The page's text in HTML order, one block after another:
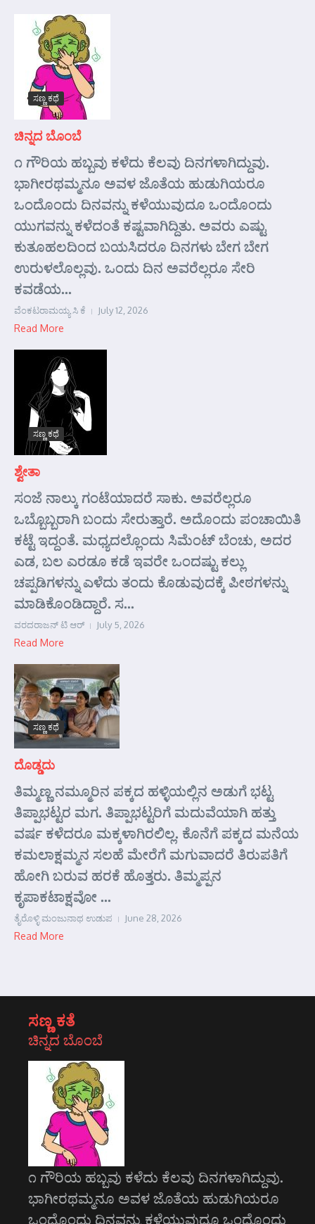
ಸಣ್ಣ ಕಥೆ
ಚಿನ್ನದ ಬೊಂಬೆ
೧ ಗೌರಿಯ ಹಬ್ಬವು ಕಳೆದು ಕೆಲವು ದಿನಗಳಾಗಿದ್ದುವು.
ಭಾಗೀರಥಮ್ಮನೂ ಅವಳ ಜೊತೆಯ ಹುಡುಗಿಯರೂ
ಒಂದೊಂದು ದಿನವನ್ನು ಕಳೆಯುವುದೂ ಒಂದೊಂದು
ಯುಗವನ್ನು ಕಳೆದಂತೆ ಕಷ್ಟವಾಗಿದ್ದಿತು. ಅವರು ಎಷ್ಟು
ಕುತೂಹಲದಿಂದ ಬಯಸಿದರೂ ದಿನಗಳು ಬೇಗ ಬೇಗ
ಉರುಳಲೊಲ್ಲವು. ಒಂದು ದಿನ ಅವರೆಲ್ಲರೂ ಸೇರಿ
ಕವಡೆಯ...
ವೆಂಕಟರಾಮಯ್ಯ ಸಿ ಕೆ July 12, 2026
Read More
ಸಣ್ಣ ಕಥೆ
ಶ್ವೇತಾ
ಸಂಜೆ ನಾಲ್ಕು ಗಂಟೆಯಾದರೆ ಸಾಕು. ಅವರೆಲ್ಲರೂ
ಒಬ್ಬೊಬ್ಬರಾಗಿ ಬಂದು ಸೇರುತ್ತಾರೆ. ಅದೊಂದು ಪಂಚಾಯಿತಿ
ಕಟ್ಟೆ ಇದ್ದಂತೆ. ಮಧ್ಯದಲ್ಲೊಂದು ಸಿಮೆಂಟ್ ಬೆಂಚು, ಅದರ
ಎಡ, ಬಲ ಎರಡೂ ಕಡೆ ಇವರೇ ಒಂದಷ್ಟು ಕಲ್ಲು
ಚಪ್ಪಡಿಗಳನ್ನು ಎಳೆದು ತಂದು ಕೊಡುವುದಕ್ಕೆ ಪೀಠಗಳನ್ನು
ಮಾಡಿಕೊಂಡಿದ್ದಾರೆ. ಸ...
ವರದರಾಜನ್ ಟಿ ಆರ್ July 5, 2026
Read More
ಸಣ್ಣ ಕಥೆ
ದೊಡ್ಡದು
ತಿಮ್ಮಣ್ಣ ನಮ್ಮೂರಿನ ಪಕ್ಕದ ಹಳ್ಳಿಯಲ್ಲಿನ ಅಡುಗೆ ಭಟ್ಟ
ತಿಪ್ಪಾಭಟ್ಟರ ಮಗ. ತಿಪ್ಪಾಭಟ್ಟರಿಗೆ ಮದುವೆಯಾಗಿ ಹತ್ತು
ವರ್ಷ ಕಳೆದರೂ ಮಕ್ಕಳಾಗಿರಲಿಲ್ಲ. ಕೊನೆಗೆ ಪಕ್ಕದ ಮನೆಯ
ಕಮಲಾಕ್ಷಮ್ಮನ ಸಲಹೆ ಮೇರೆಗೆ ಮಗುವಾದರೆ ತಿರುಪತಿಗೆ
ಹೋಗಿ ಬರುವ ಹರಕೆ ಹೊತ್ತರು. ತಿಮ್ಮಪ್ಪನ
ಕೃಪಾಕಟಾಕ್ಷವೋ ...
ತೈರೊಳ್ಳಿ ಮಂಜುನಾಥ ಉಡುಪ June 28, 2026
Read More
ಸಣ್ಣ ಕತೆ
ಚಿನ್ನದ ಬೊಂಬೆ
೧ ಗೌರಿಯ ಹಬ್ಬವು ಕಳೆದು ಕೆಲವು ದಿನಗಳಾಗಿದ್ದುವು.
ಭಾಗೀರಥಮ್ಮನೂ ಅವಳ ಜೊತೆಯ ಹುಡುಗಿಯರೂ
ಒಂದೊಂದು ದಿನವನ್ನು ಕಳೆಯುವುದೂ ಒಂದೊಂದು